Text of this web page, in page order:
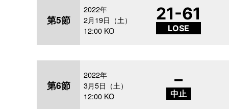
第5節
2022年
2月19日（土）
12:00 KO
21-61
LOSE
第6節
2022年
3月5日（土）
12:00 KO
–
中止